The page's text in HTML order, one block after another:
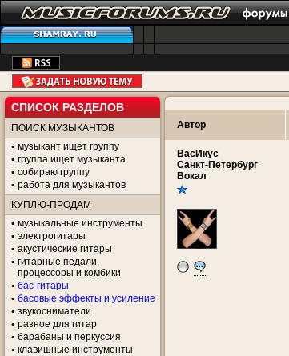
СПИСОК РАЗДЕЛОВ
ПОИСК МУЗЫКАНТОВ
музыкант ищет группу
группа ищет музыканта
собираю группу
работа для музыкантов
КУПЛЮ-ПРОДАМ
музыкальные инструменты
электрогитары
акустические гитары
гитарные педали,
процессоры и комбики
бас-гитары
басовые эффекты и усиление
звукосниматели
разное для гитар
барабаны и перкуссия
клавишные инструменты
Автор
ВасИкус
Санкт-Петербург
Вокал